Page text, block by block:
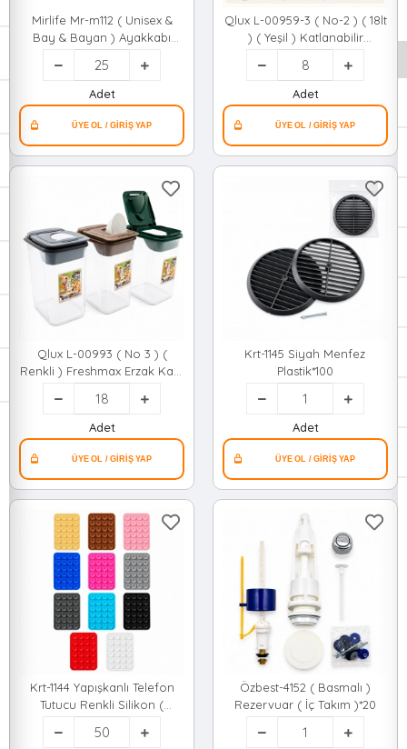
Mirlife Mr-m112 ( Unisex &
Bay & Bayan ) Ayakkabı
Kutusu ( Şeffaf Plastik ) (
17.5x31.5x12.5cm )*36=k
Adet
Qlux L-00959-3 ( No-2 ) ( 18lt
) ( Yeşil ) Katlanabilir
Sepet*8=k
Adet
Qlux L-00993 ( No 3 ) (
Renkli ) Freshmax Erzak Kabı
( Şeffaf Pls.kap ) ( 2800ml
)*18=k
Adet
Krt-1145 Siyah Menfez
Plastik*100
Adet
Krt-1144 Yapışkanlı Telefon
Tutucu Renkli Silikon (
Vantuzlu )*50x40
Özbest-4152 ( Basmalı )
Rezervuar ( İç Takım )*20